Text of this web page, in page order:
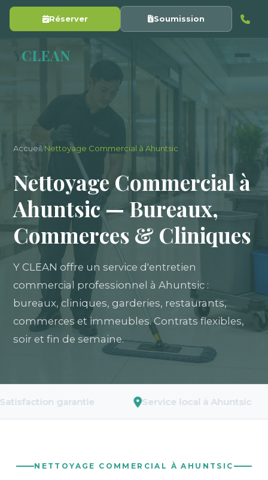
Réserver Soumission
CLEAN
Accueil/Nettoyage Commercial à Ahuntsic
Nettoyage Commercial à
Ahuntsic — Bureaux,
Commerces & Cliniques
Y CLEAN offre un service d'entretien
commercial professionnel à Ahuntsic :
bureaux, cliniques, garderies, restaurants,
commerces et immeubles. Contrats flexibles,
soir et fin de semaine.
garantie Service local à Ahuntsic
NETTOYAGE COMMERCIAL À AHUNTSIC